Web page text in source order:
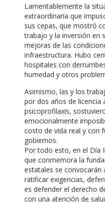
Lamentablemente la
extraordinaria que
sus cepas, que mostró
trabajo y la inversión en
mejoras de las
infraestructura. Hubo
hospitales con
humedad y otros
Asimismo, las y los
por dos años de licencia
psicoprofilaxis,
emocionalmente
costo de vida real y con
gobiernos.
Por todo esto, en el Día
que conmemora la
estatales se convocarán
ratificar exigencias,
es defender el derecho
con una atención de